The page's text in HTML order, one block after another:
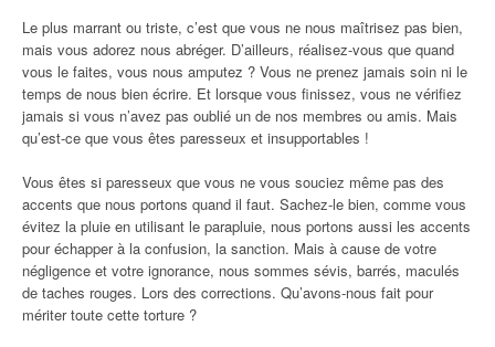
Le plus marrant ou triste, c’est que vous ne nous maîtrisez pas bien,
mais vous adorez nous abréger. D’ailleurs, réalisez-vous que quand
vous le faites, vous nous amputez ? Vous ne prenez jamais soin ni le
temps de nous bien écrire. Et lorsque vous finissez, vous ne vérifiez
jamais si vous n’avez pas oublié un de nos membres ou amis. Mais
qu’est-ce que vous êtes paresseux et insupportables !
Vous êtes si paresseux que vous ne vous souciez même pas des
accents que nous portons quand il faut. Sachez-le bien, comme vous
évitez la pluie en utilisant le parapluie, nous portons aussi les accents
pour échapper à la confusion, la sanction. Mais à cause de votre
négligence et votre ignorance, nous sommes sévis, barrés, maculés
de taches rouges. Lors des corrections. Qu’avons-nous fait pour
mériter toute cette torture ?